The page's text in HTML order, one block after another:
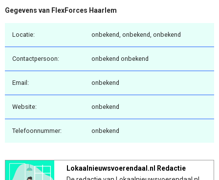
Gegevens van FlexForces Haarlem
Locatie: onbekend, onbekend, onbekend
Contactpersoon: onbekend onbekend
Email: onbekend
Website: onbekend
Telefoonnummer: onbekend
Lokaalnieuwsvoerendaal.nl Redactie